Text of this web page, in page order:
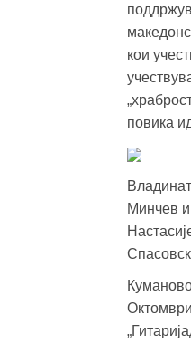
кои
повика
Минчев